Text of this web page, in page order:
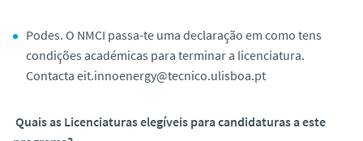
Podes. O NMCI passa-te uma declaração em como tens
condições académicas para terminar a licenciatura.
Contacta eit.innoenergy@tecnico.ulisboa.pt
Quais as Licenciaturas elegíveis para candidaturas a este